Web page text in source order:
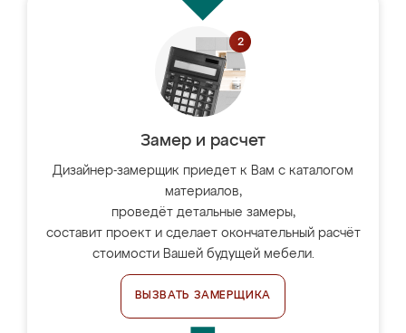
Замер и расчет
Дизайнер-замерщик приедет к Вам с каталогом
материалов,
проведёт детальные замеры,
составит проект и сделает окончательный расчёт
стоимости Вашей будущей мебели.
ВЫЗВАТЬ ЗАМЕРЩИКА